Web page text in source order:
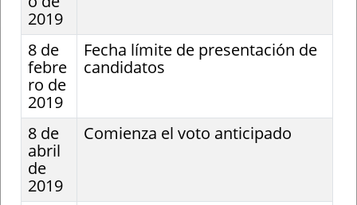
2019
8 de
febre
ro de
2019
Fecha límite de presentación de
candidatos
8 de
abril
de
2019
Comienza el voto anticipado